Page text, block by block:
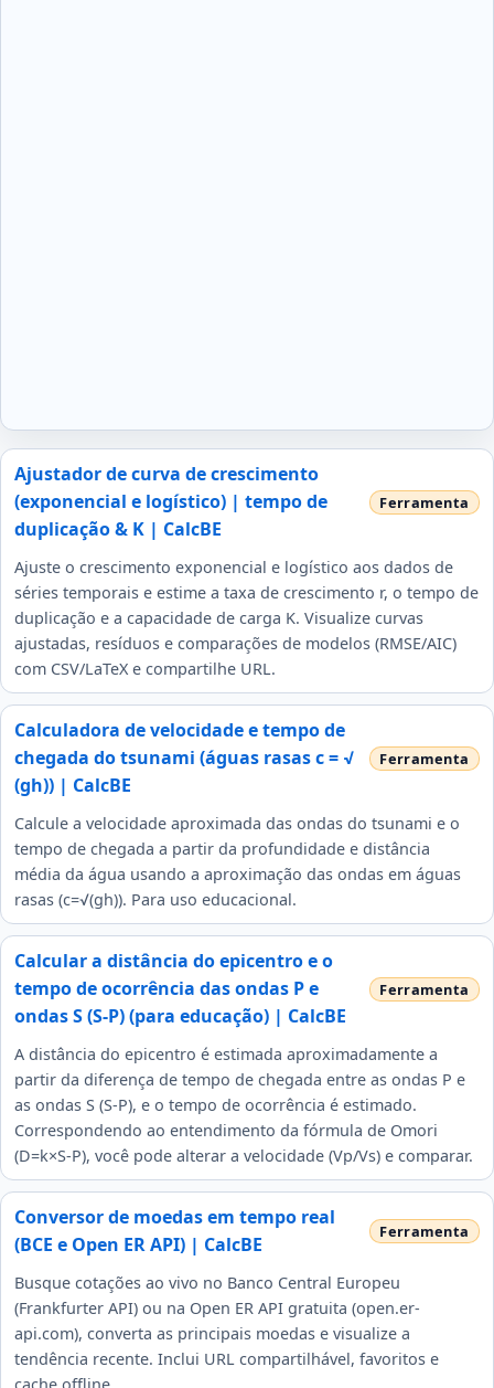
Ajustador de curva de crescimento
(exponencial e logístico) | tempo de
duplicação & K | CalcBE
Ajuste o crescimento exponencial e logístico aos dados de
séries temporais e estime a taxa de crescimento r, o tempo de
duplicação e a capacidade de carga K. Visualize curvas
ajustadas, resíduos e comparações de modelos (RMSE/AIC)
com CSV/LaTeX e compartilhe URL.
Calculadora de velocidade e tempo de
chegada do tsunami (águas rasas c = √
(gh)) | CalcBE
Calcule a velocidade aproximada das ondas do tsunami e o
tempo de chegada a partir da profundidade e distância
média da água usando a aproximação das ondas em águas
rasas (c=√(gh)). Para uso educacional.
Calcular a distância do epicentro e o
tempo de ocorrência das ondas P e
ondas S (S-P) (para educação) | CalcBE
A distância do epicentro é estimada aproximadamente a
partir da diferença de tempo de chegada entre as ondas P e
as ondas S (S-P), e o tempo de ocorrência é estimado.
Correspondendo ao entendimento da fórmula de Omori
(D=k×S-P), você pode alterar a velocidade (Vp/Vs) e comparar.
Conversor de moedas em tempo real
(BCE e Open ER API) | CalcBE
Busque cotações ao vivo no Banco Central Europeu
(Frankfurter API) ou na Open ER API gratuita (open.er-
api.com), converta as principais moedas e visualize a
tendência recente. Inclui URL compartilhável, favoritos e